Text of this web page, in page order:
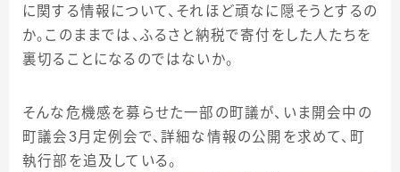
に関する情報について、それほど頑なに隠そうとするの
か。このままでは、ふるさと納税で寄付をした人たちを
裏切ることになるのではないか。
そんな危機感を募らせた一部の町議が、いま開会中の
町議会3月定例会で、詳細な情報の公開を求めて、町
執行部を追及している。